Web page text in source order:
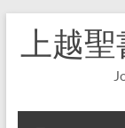
へ
上越